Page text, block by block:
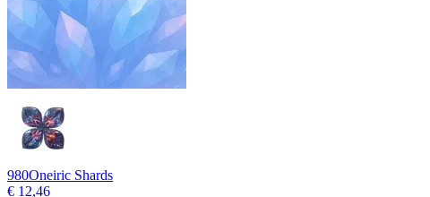
980Oneiric Shards
€ 12,46